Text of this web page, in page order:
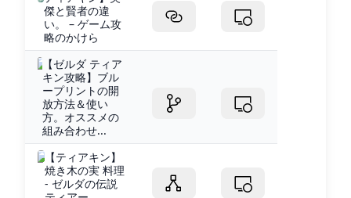
傑と賢者の違
い。 – ゲーム攻
略のかけら
【ゼルダ ティア
キン攻略】ブル
ープリントの開
放方法＆使い
方。オススメの
組み合わせ...
【ティアキン】
焼き木の実 料理
- ゼルダの伝説